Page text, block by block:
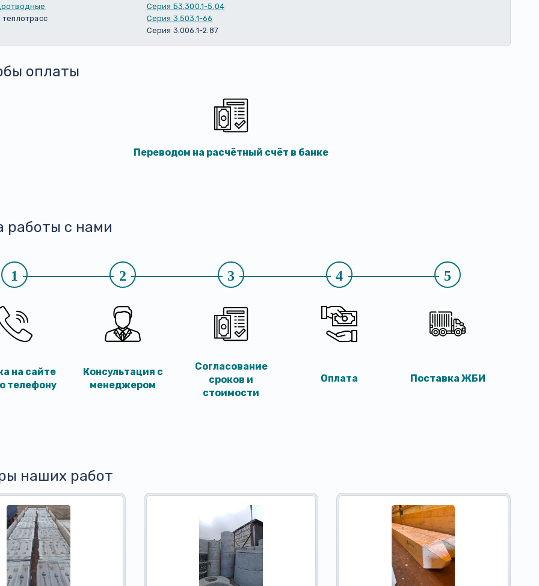
Серия Б3.300.1-5.04
Серия 3.503.1-66
Серия 3.006.1-2.87
оплаты
Переводом на расчётный счёт в банке
работы с нами
1
на сайте
телефону
2
Консультация с
менеджером
3
Согласование
сроков и
стоимости
4
Оплата
5
Поставка ЖБИ
наших работ